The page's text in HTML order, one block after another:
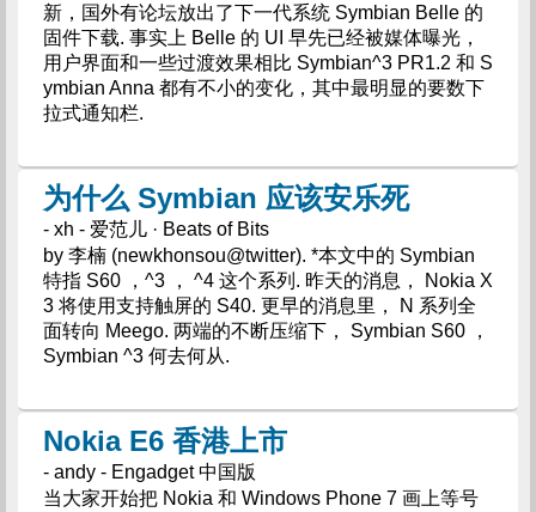
新，国外有论坛放出了下一代系统 Symbian Belle 的
固件下载. 事实上 Belle 的 UI 早先已经被媒体曝光，
用户界面和一些过渡效果相比 Symbian^3 PR1.2 和 S
ymbian Anna 都有不小的变化，其中最明显的要数下
拉式通知栏.
为什么 Symbian 应该安乐死
- xh - 爱范儿 · Beats of Bits
by 李楠 (newkhonsou@twitter). *本文中的 Symbian
特指 S60 ，^3 ， ^4 这个系列. 昨天的消息， Nokia X
3 将使用支持触屏的 S40. 更早的消息里， N 系列全
面转向 Meego. 两端的不断压缩下， Symbian S60 ，
Symbian ^3 何去何从.
Nokia E6 香港上市
- andy - Engadget 中国版
当大家开始把 Nokia 和 Windows Phone 7 画上等号